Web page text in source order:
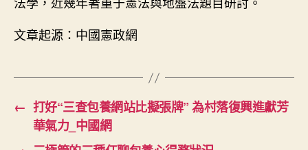
文章起源：中國憲政網
← 打好“三查包養網站比擬張牌” 為村落復興進獻芳
華氣力_中國網